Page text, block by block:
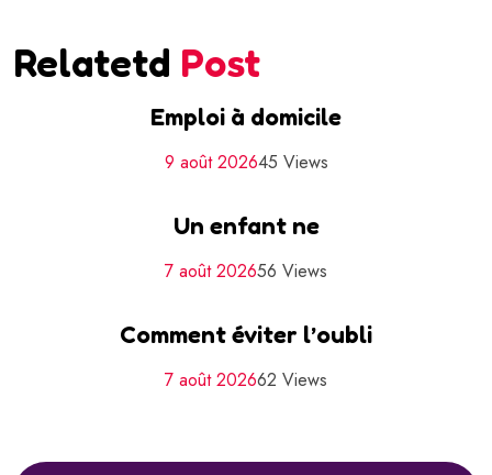
Relatetd Post
Emploi à domicile
9 août 202645 Views
Un enfant ne
7 août 202656 Views
Comment éviter l’oubli
7 août 202662 Views